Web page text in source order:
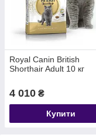
Royal Canin British
Shorthair Adult 10 кг
4 010 ₴
Купити